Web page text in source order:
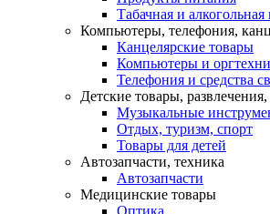
Табачная и
Компьютеры, телефония,
Канцелярские товары
Компьютеры и
Телефония и средства
Детские товары,
Музыкальные
Отдых, туризм, спорт
Товары для детей
Автозапчасти, техника
Автозапчасти
Медицинские товары
Оптика